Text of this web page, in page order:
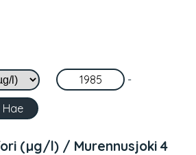
-
(µg/l) / Murennusjoki 4